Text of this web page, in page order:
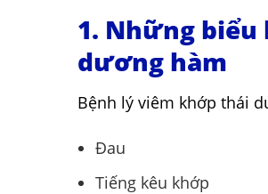
1. Những biểu
dương hàm
Bệnh lý viêm khớp thái
Đau
Tiếng kêu khớp